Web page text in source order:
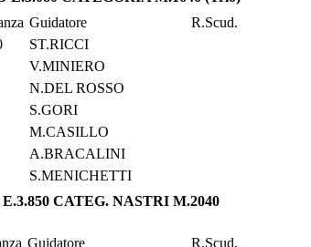
Guidatore
R.Scud.
ST.RICCI
V.MINIERO
N.DEL ROSSO
S.GORI
M.CASILLO
A.BRACALINI
S.MENICHETTI
CATEG. NASTRI M.2040
Guidatore
R.Scud.